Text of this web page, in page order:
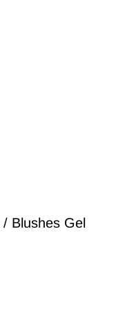
/ Blushes Gel